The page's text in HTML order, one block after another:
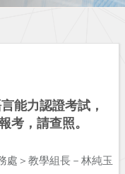
能力認證考試，
考，請查照。
處＞教學組長－林純玉